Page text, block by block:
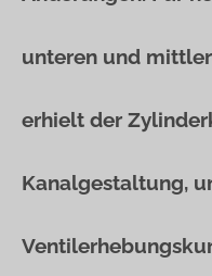
unteren und
erhielt der
Kanalgestaltung,